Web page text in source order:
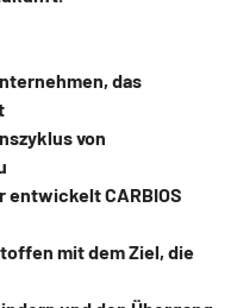
das
von
CARBIOS
mit dem Ziel, die